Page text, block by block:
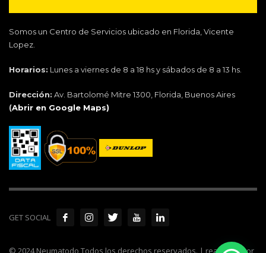
Somos un Centro de Servicios ubicado en Florida, Vicente
Lopez.
Horarios: Lunes a viernes de 8 a 18 hs y sábados de 8 a 13 hs.
Dirección: Av. Bartolomé Mitre 1300, Florida, Buenos Aires
(Abrir en Google Maps)
GET SOCIAL
© 2024 Neumatodo Todos los derechos reservados. | realizado por